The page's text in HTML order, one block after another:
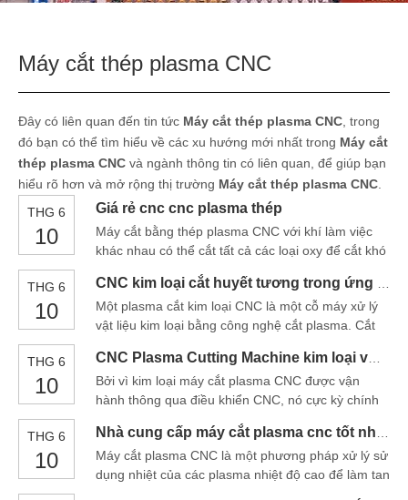
Máy cắt thép plasma CNC
Đây có liên quan đến tin tức Máy cắt thép plasma CNC , trong
đó bạn có thể tìm hiểu về các xu hướng mới nhất trong Máy cắt
thép plasma CNC và ngành thông tin có liên quan, để giúp bạn
hiểu rõ hơn và mở rộng thị trường Máy cắt thép plasma CNC
THG 6
10
Giá rẻ cnc cnc plasma thép
Máy cắt bằng thép plasma CNC với khí làm việc
khác nhau có thể cắt tất cả các loại oxy để cắt khó
có chất đậm; Ưu điểm chính của nó là khi cắt độ
dày nhỏ của kim loại, tốc độ cắt plasma nhanh
THG 6
10
Một plasma cắt kim loại CNC là một cỗ máy xử lý
vật liệu kim loại bằng công nghệ cắt plasma. Cắt
nhiệt của vòng cung huyết tương nhiệt độ cao để
tan chảy hoặc tan chảy một phần (và bay hơi)
THG 6
10
Bởi vì kim loại máy cắt plasma CNC được vận
hành thông qua điều khiển CNC, nó cực kỳ chính
chuyển trong một đường dẫn chính xác được đặt
bởi máy tính đáng tin cậy và nhất quán mỗi lần.
Điều này dẫn đến độ chính xác chưa từng có đối
với bất kỳ vết cắt nào, bất kể có khiếu nại như thế
THG 6
10
Máy cắt plasma CNC là một phương pháp xử lý sử
dụng nhiệt của các plasma nhiệt độ cao để làm tan